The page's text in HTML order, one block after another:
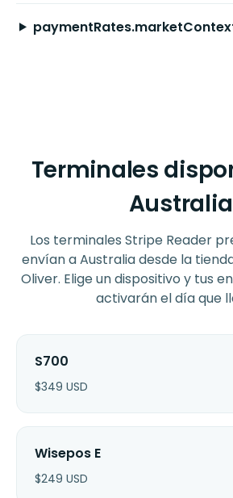
Terminales
Australia
Los terminales Stripe Reader
envían a Australia desde la
Oliver. Elige un dispositivo y tus
activarán el día que
S700
$349 USD
Wisepos E
$249 USD